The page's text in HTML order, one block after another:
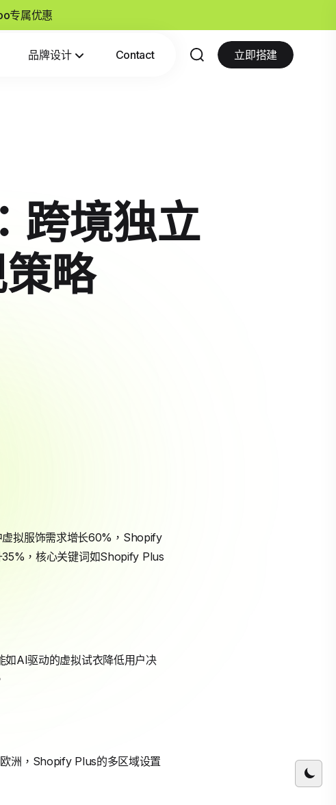
专属优惠
品牌设计 Contact 立即搭建
跨境独立
略
虚拟服饰需求增长60%，Shopify
，核心关键词如Shopify Plus
AI驱动的虚拟试衣降低用户决
洲，Shopify Plus的多区域设置